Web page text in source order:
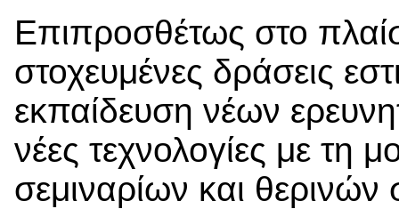
Επιπροσθέτως στο
στοχευμένες δράσεις
εκπαίδευση νέων
νέες τεχνολογίες με τη
σεμιναρίων και